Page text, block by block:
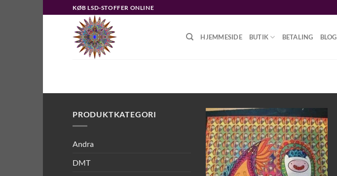
til
KØB LSD-STOFFER ONLINE
HJEMMESIDE BUTIK BETALING BLOG
PRODUKTKATEGORI
Andra
DMT
Add to
wishlist